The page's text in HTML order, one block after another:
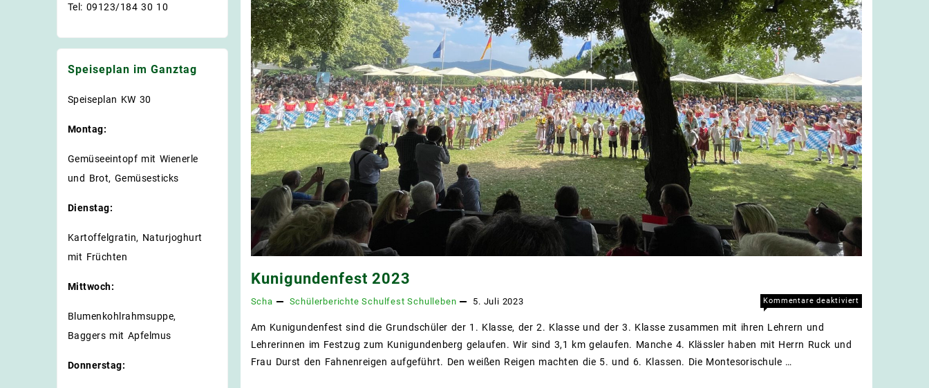
Kunigundenfest 2023
Scha Schülerberichte Schulfest Schulleben 5. Juli 2023 Kommentare deaktiviertfür
Am Kunigundenfest sind die Grundschüler der 1. Klasse, der 2. Klasse und der 3. Klasse zusammen mit ihren Lehrern und
Lehrerinnen im Festzug zum Kunigundenberg gelaufen. Wir sind 3,1 km gelaufen. Manche 4. Klässler haben mit Herrn Ruck und
Frau Durst den Fahnenreigen aufgeführt. Den weißen Reigen machten die 5. und 6. Klassen. Die Montesorischule …
Tel: 09123/184 30 10
Speiseplan im Ganztag
Speiseplan KW 30
Montag:
Gemüseeintopf mit Wienerle
und Brot, Gemüsesticks
Dienstag:
Kartoffelgratin, Naturjoghurt
mit Früchten
Mittwoch:
Blumenkohlrahmsuppe,
Baggers mit Apfelmus
Donnerstag: